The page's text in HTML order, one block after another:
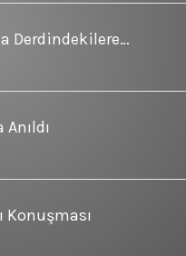
Derdindekilere…
Konuşması